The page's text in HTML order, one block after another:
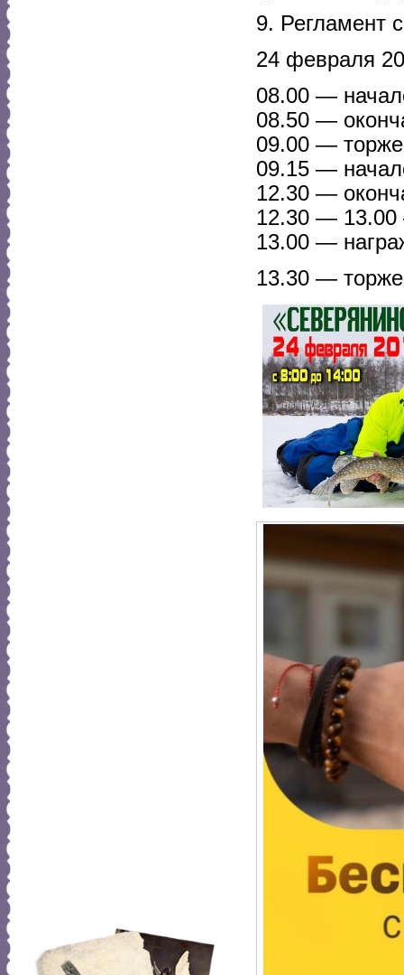
9. Регламент
24 февраля
08.00 —
08.50 —
09.00 —
09.15 —
12.30 —
12.30 — 13.00
13.00 —
13.30 —